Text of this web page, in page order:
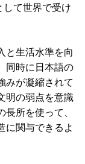
して世界で受け
と生活水準を向
同時に日本語の
みが凝縮されて
明の弱点を意識
所を使って、
に関与できるよ